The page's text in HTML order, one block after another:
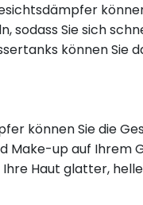
Gesichtsdämpfer
sodass Sie sich
können Sie
können Sie die
Make-up auf Ihrem
Haut glatter,